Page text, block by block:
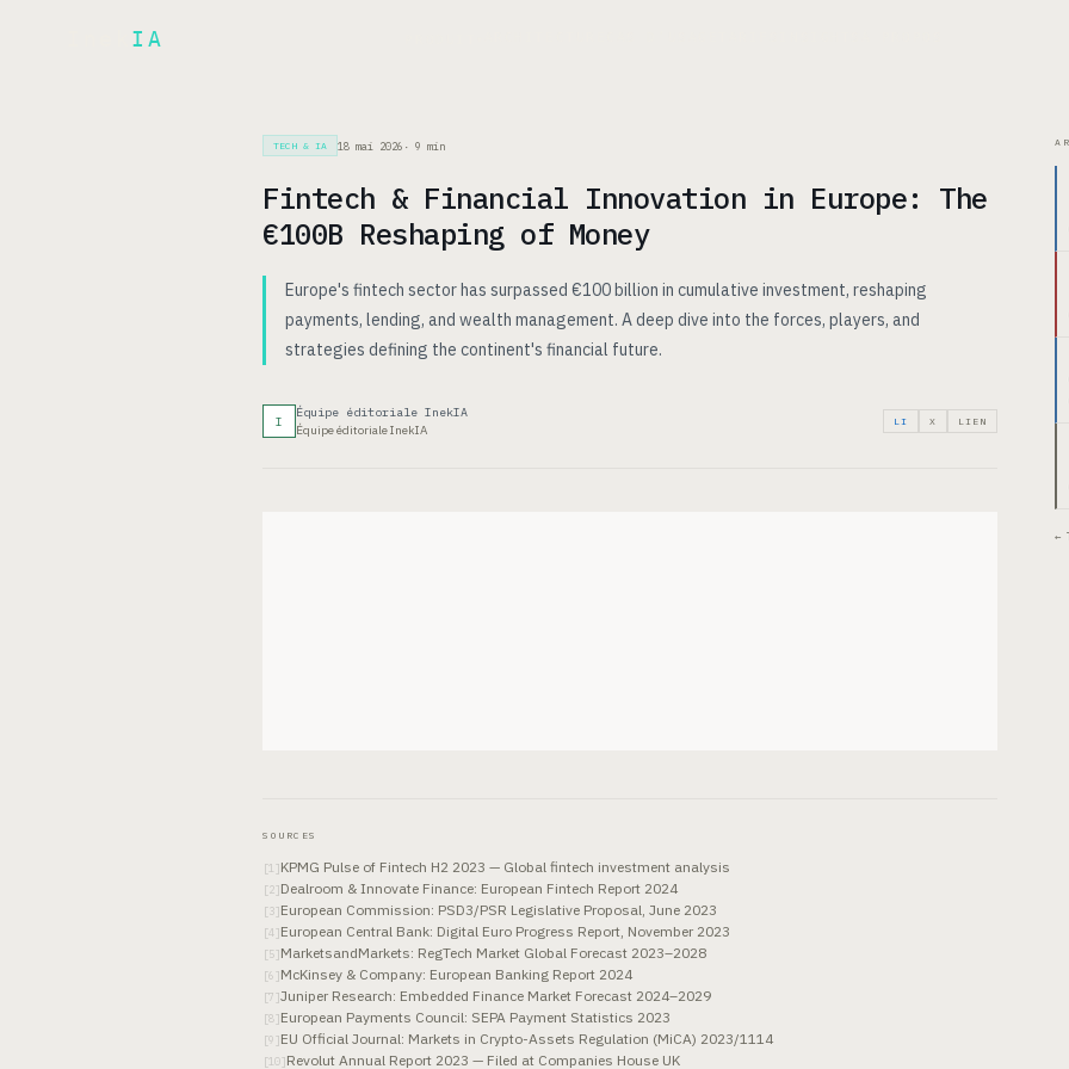
IA
TECH & IA 18 mai 2026 · 9 min
Fintech & Financial Innovation in Europe: The
€100B Reshaping of Money
Europe's fintech sector has surpassed €100 billion in cumulative investment, reshaping
payments, lending, and wealth management. A deep dive into the forces, players, and
strategies defining the continent's financial future.
I
Équipe éditoriale InekIA
Équipe éditoriale InekIA
LI X LIEN
SOURCES
[1 ]KPMG Pulse of Fintech H2 2023 — Global fintech investment analysis
[2]Dealroom & Innovate Finance: European Fintech Report 2024
[ 3]European Commission: PSD3/PSR Legislative Proposal, June 2023
[4 ]European Central Bank: Digital Euro Progress Report, November 2023
[5]MarketsandMarkets: RegTech Market Global Forecast 2023–2028
[6 ]McKinsey & Company: European Banking Report 2024
[7 ]Juniper Research: Embedded Finance Market Forecast 2024–2029
[8]European Payments Council: SEPA Payment Statistics 2023
[9 ]EU Official Journal: Markets in Crypto-Assets Regulation (MiCA) 2023/1114
[10]Revolut Annual Report 2023 — Filed at Companies House UK
←